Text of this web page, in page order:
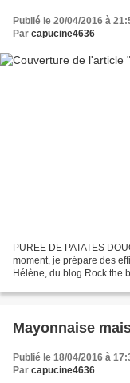
Publié le 20/04/2016 à
Par capucine4636
PUREE DE PATATES
moment, je prépare des
Hélène, du blog Rock the
Mayonnaise
Publié le 18/04/2016 à
Par capucine4636